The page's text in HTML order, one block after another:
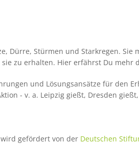
Dürre, Stürmen und Starkregen. Sie
zu erhalten. Hier erfährst Du mehr
und Lösungsansätze für den
- v. a. Leipzig gießt, Dresden
wird gefördert von der Deutschen